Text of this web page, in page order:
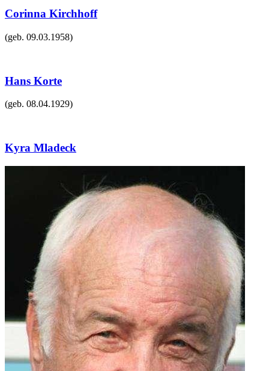
Corinna Kirchhoff
(geb. 09.03.1958)
Hans Korte
(geb. 08.04.1929)
Kyra Mladeck